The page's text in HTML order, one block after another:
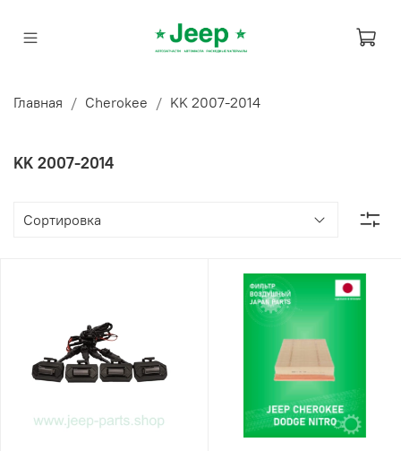
Главная Cherokee KK 2007-2014
KK 2007-2014